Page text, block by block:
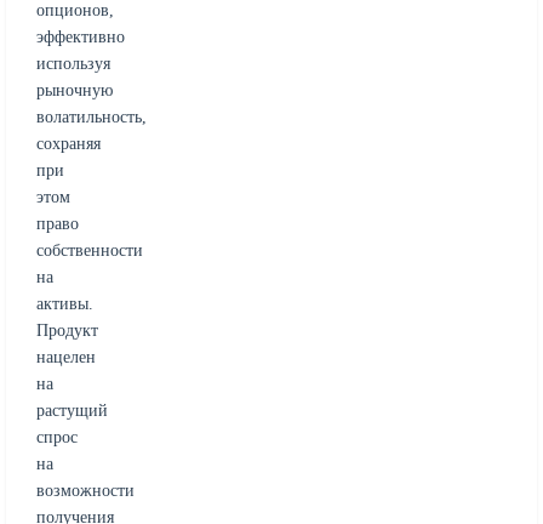
опционов,
эффективно
используя
рыночную
волатильность,
сохраняя
при
этом
право
собственности
на
активы.
Продукт
нацелен
на
растущий
спрос
на
возможности
получения